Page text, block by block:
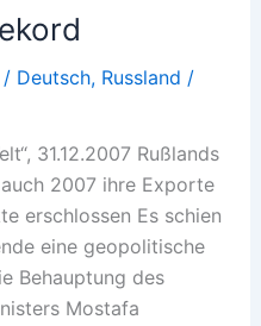
/ Deutsch, Russland /
31.12.2007 Rußlands
2007 ihre Exporte
erschlossen Es schien
eine geopolitische
Behauptung des
Mostafa